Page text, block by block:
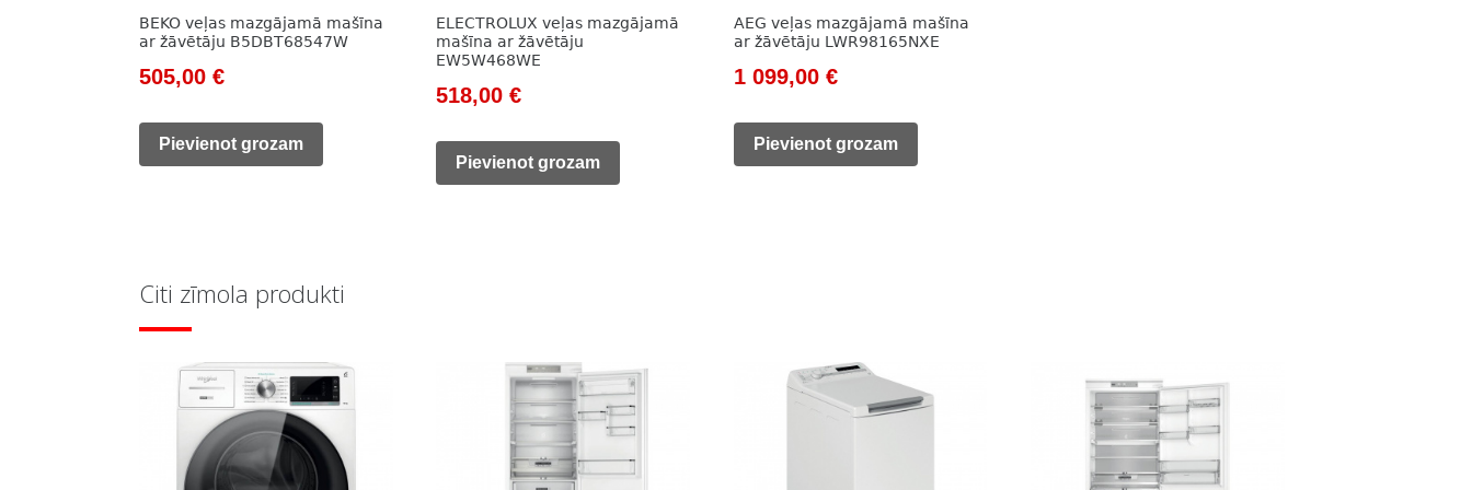
BEKO veļas mazgājamā mašīna
ar žāvētāju B5DBT68547W
Original
was:
505,00 €Current
is:
Pievienot grozam
ELECTROLUX veļas mazgājamā
mašīna ar žāvētāju
EW5W468WE
Original
was:
518,00€Current
is:
Pievienot grozam
AEG veļas mazgājamā mašīna
ar žāvētāju LWR98165NXE
Original
was:
1 099,00 €Current
is:
Pievienot grozam
Citi zīmola produkti